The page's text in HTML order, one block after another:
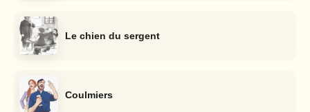
Le chien du sergent
Coulmiers